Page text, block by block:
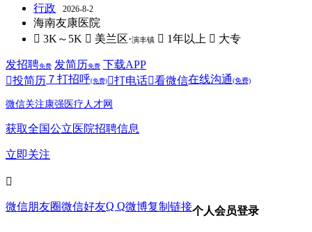
行政 2026-8-2
海南友康医院
 3K～5K  美兰区·演丰镇  1年以上  大专
发招聘免费 发简历免费 下载APP
投简历 ７ 打招呼(免费) 打电话看微信在线沟通(免费)
微信关注康强医疗人才网
获取全国公立医院招聘信息
立即关注

微信朋友圈微信好友Q Q微博复制链接个人会员登录